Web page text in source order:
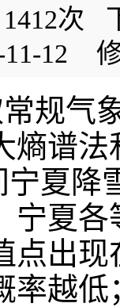
1412次
12
规气
熵谱
宁夏
宁夏
点出
率越